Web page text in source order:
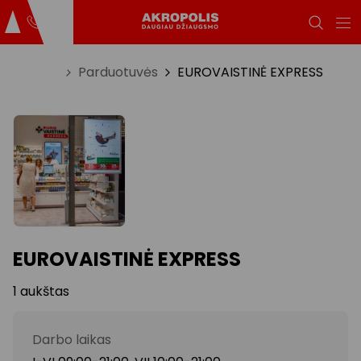
Parduotuvės EUROVAISTINĖ EXPRESS
EUROVAISTINĖ EXPRESS
1 aukštas
Darbo laikas